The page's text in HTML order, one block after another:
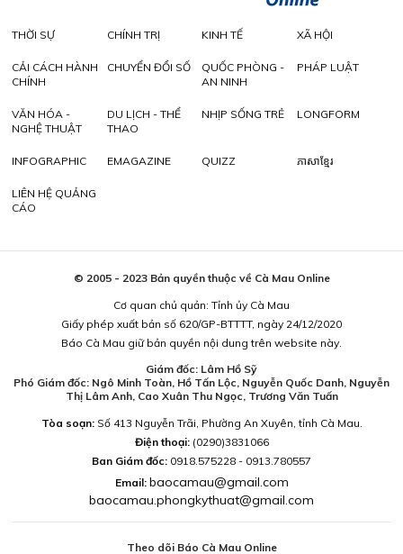
THỜI SỰ CHÍNH TRỊ KINH TẾ XÃ HỘI
CẢI CÁCH HÀNH
CHÍNH
CHUYỂN ĐỔI SỐ
QUỐC PHÒNG -
AN NINH
PHÁP LUẬT
VĂN HÓA -
NGHỆ THUẬT
DU LỊCH - THỂ
THAO
NHỊP SỐNG TRẺ LONGFORM
INFOGRAPHIC EMAGAZINE QUIZZ ភាសាខ្មែរ
LIÊN HỆ QUẢNG
CÁO
© 2005 - 2023 Bản quyền thuộc về Cà Mau Online
Cơ quan chủ quản: Tỉnh ủy Cà Mau
Giấy phép xuất bản số 620/GP-BTTTT, ngày 24/12/2020
Báo Cà Mau giữ bản quyền nội dung trên website này.
Giám đốc: Lâm Hồ Sỹ
Phó Giám đốc: Ngô Minh Toàn, Hồ Tấn Lộc, Nguyễn Quốc Danh, Nguyễn
Thị Lâm Anh, Cao Xuân Thu Ngọc, Trương Văn Tuấn
Tòa soạn:Số 413 Nguyễn Trãi, Phường An Xuyên, tỉnh Cà Mau.
Điện thoại: (0290)3831066
Ban Giám đốc: 0918.575228 - 0913.780557
Email: baocamau@gmail.com
baocamau.phongkythuat@gmail.com
Theo dõi Báo Cà Mau Online